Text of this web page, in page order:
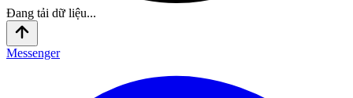
Đang tải dữ liệu...
Messenger